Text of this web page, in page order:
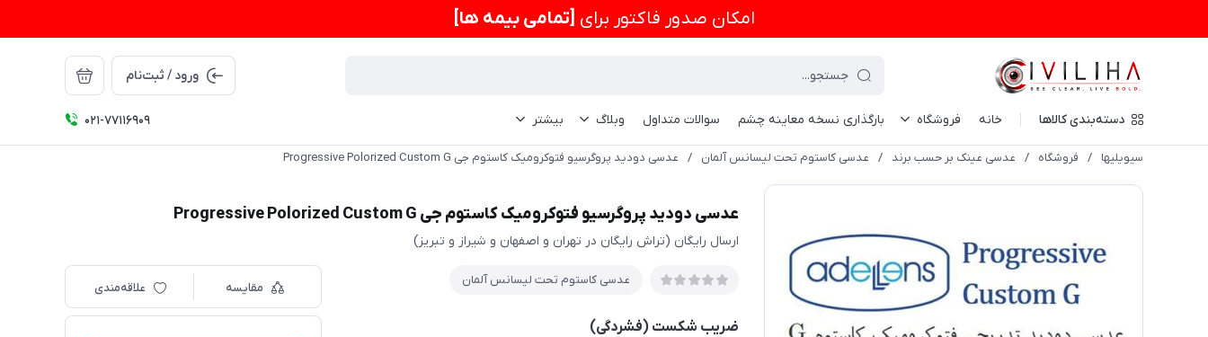
امكان صدور فاکتور برای [تمامی بیمه ها]
ورود / ثبت‌نام
دسته‌بندی کالاها خانه فروشگاه بارگذاری نسخه معاینه چشم سوالات متداول وبلاگ بیشتر 021-77116909
سیویلیها / فروشگاه / عدسی عینک بر حسب برند / عدسی کاستوم تحت لیسانس آلمان / عدسی دودید پروگرسیو فتوکرومیک کاستوم جی Progressive Polorized Custom G
عدسی دودید پروگرسیو فتوکرومیک کاستوم جی Progressive Polorized Custom G
ارسال رایگان (تراش رایگان در تهران و اصفهان و شیراز و تبریز)
عدسی کاستوم تحت لیسانس آلمان
ضریب شکست (فشردگی)
مقایسه علاقه‌مندی